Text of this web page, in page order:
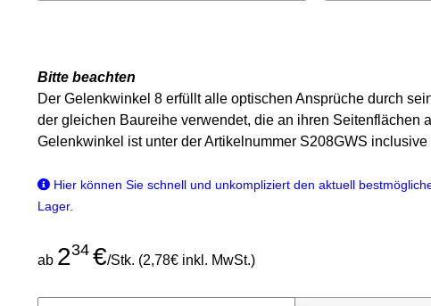
Bitte beachten
Der Gelenkwinkel 8 erfüllt alle optischen Ansprüche durch
der gleichen Baureihe verwendet, die an ihren
Gelenkwinkel ist unter der Artikelnummer S208GWS
Hier können Sie schnell und unkompliziert den aktuell
Lager.
ab 234 €/Stk. (2,78€ inkl. MwSt.)